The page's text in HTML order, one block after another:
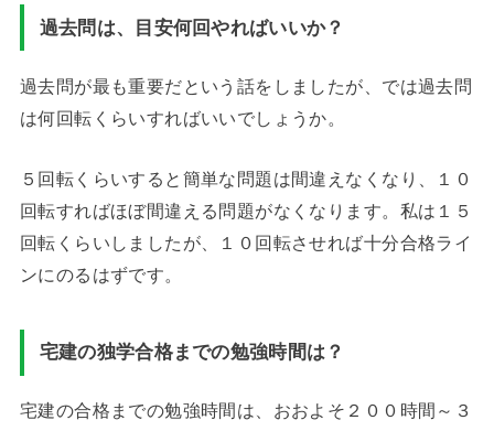
過去問は、目安何回やればいいか？
過去問が最も重要だという話をしましたが、では過去問
は何回転くらいすればいいでしょうか。
５回転くらいすると簡単な問題は間違えなくなり、１０
回転すればほぼ間違える問題がなくなります。私は１５
回転くらいしましたが、１０回転させれば十分合格ライ
ンにのるはずです。
宅建の独学合格までの勉強時間は？
宅建の合格までの勉強時間は、おおよそ２００時間～３